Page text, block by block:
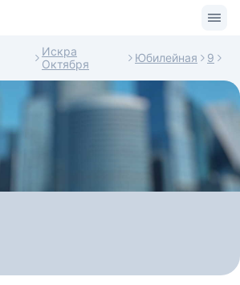
Искра
Октября
Юбилейная 9